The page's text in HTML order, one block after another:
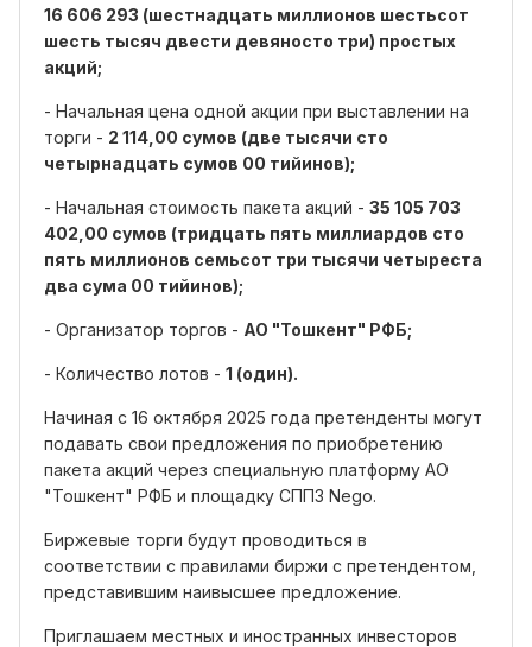
16 606 293 (шестнадцать миллионов шестьсот
шесть тысяч двести девяносто три) простых
акций;
- Начальная цена одной акции при выставлении на
торги - 2 114,00 сумов (две тысячи сто
четырнадцать сумов 00 тийинов);
- Начальная стоимость пакета акций - 35 105 703
402,00 сумов (тридцать пять миллиардов сто
пять миллионов семьсот три тысячи четыреста
два сума 00 тийинов);
- Организатор торгов - АО "Тошкент" РФБ;
- Количество лотов - 1 (один).
Начиная с 16 октября 2025 года претенденты могут
подавать свои предложения по приобретению
пакета акций через специальную платформу АО
"Тошкент" РФБ и площадку СППЗ Nego.
Биржевые торги будут проводиться в
соответствии с правилами биржи с претендентом,
представившим наивысшее предложение.
Приглашаем местных и иностранных инвесторов